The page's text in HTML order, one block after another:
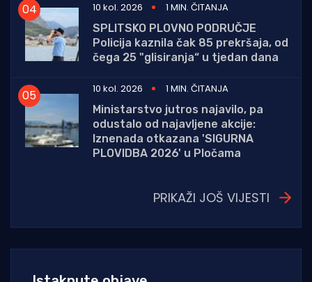
10 kol. 2026
1 MIN. ČITANJA
SPLITSKO PLOVNO PODRUČJE
Policija kaznila čak 85 prekršaja, od
čega 25 "glisiranja“ u tjedan dana
10 kol. 2026
1 MIN. ČITANJA
Ministarstvo jutros najavilo, pa
odustalo od najavljene akcije:
Iznenada otkazana 'SIGURNA
PLOVIDBA 2026' u Pločama
PRIKAŽI JOŠ VIJESTI